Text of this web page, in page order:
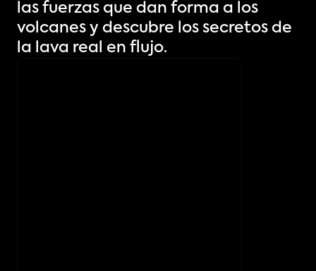
las fuerzas que dan forma a los
volcanes y descubre los secretos de
la lava real en flujo.